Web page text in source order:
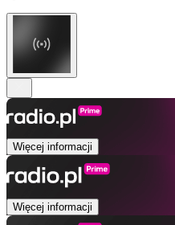
Więcej informacji
Więcej informacji